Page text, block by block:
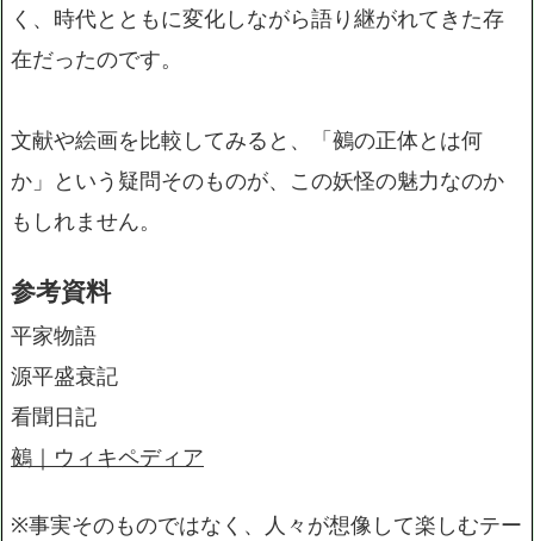
く、時代とともに変化しながら語り継がれてきた存
在だったのです。
文献や絵画を比較してみると、「鵺の正体とは何
か」という疑問そのものが、この妖怪の魅力なのか
もしれません。
参考資料
平家物語
源平盛衰記
看聞日記
鵺｜ウィキペディア
※事実そのものではなく、人々が想像して楽しむテー